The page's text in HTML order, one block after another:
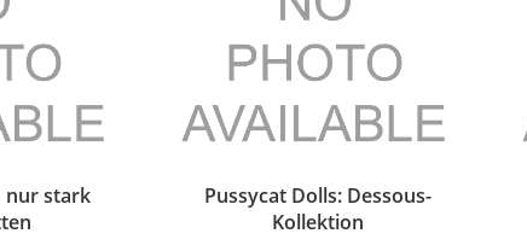
nur stark
Pussycat Dolls: Dessous-
Kollektion